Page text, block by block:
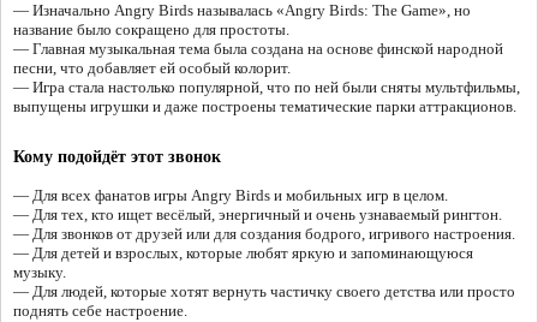
— Изначально Angry Birds называлась «Angry Birds: The Game», но
название было сокращено для простоты.
— Главная музыкальная тема была создана на основе финской народной
песни, что добавляет ей особый колорит.
— Игра стала настолько популярной, что по ней были сняты мультфильмы,
выпущены игрушки и даже построены тематические парки аттракционов.
Кому подойдёт этот звонок
— Для всех фанатов игры Angry Birds и мобильных игр в целом.
— Для тех, кто ищет весёлый, энергичный и очень узнаваемый рингтон.
— Для звонков от друзей или для создания бодрого, игривого настроения.
— Для детей и взрослых, которые любят яркую и запоминающуюся
музыку.
— Для людей, которые хотят вернуть частичку своего детства или просто
поднять себе настроение.